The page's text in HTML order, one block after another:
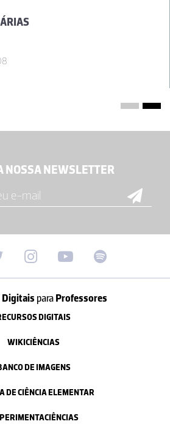
NOSSA NEWSLETTER
Digitais paraProfessores
DIGITAIS
WIKICIÊNCIAS
DE IMAGENS
DE CIÊNCIA ELEMENTAR